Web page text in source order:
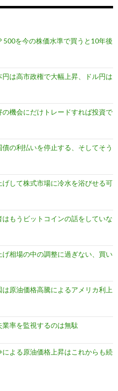
500を今の株価水準で買うと10年後
は高市政権で大幅上昇、ドル円は
機会にだけトレードすれば投資で
の利払いを停止する、そしてそう
して株式市場に冷水を浴びせる可
もうビットコインの話をしていな
相場の中の調整に過ぎない、買い
原油価格高騰によるアメリカ利上
業率を監視するのは無駄
よる原油価格上昇はこれからも続